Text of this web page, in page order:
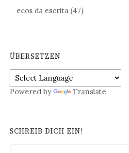
ecos da escrita (47)
ÜBERSETZEN
Powered by Translate
SCHREIB DICH EIN!